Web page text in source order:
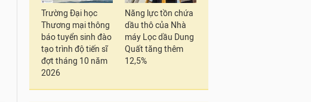
Trường Đại học
Thương mại thông
báo tuyển sinh đào
tạo trình độ tiến sĩ
đợt tháng 10 năm
2026
Năng lực tồn chứa
dầu thô của Nhà
máy Lọc dầu Dung
Quất tăng thêm
12,5%